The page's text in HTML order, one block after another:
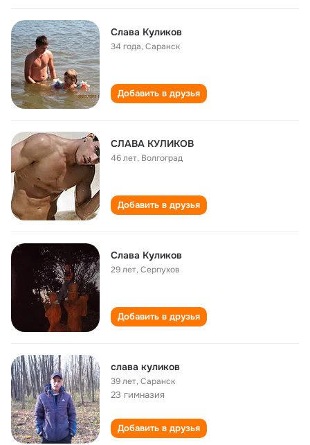
Слава Куликов
34 года,Саранск
Добавить в друзья
СЛАВА КУЛИКОВ
46 лет, Волгоград
Добавить в друзья
Слава Куликов
29 лет,Серпухов
Добавить в друзья
слава куликов
39 лет,Саранск
23 гимназия
Добавить в друзья